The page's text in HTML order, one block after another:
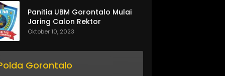
Panitia UBM Gorontalo Mulai
Jaring Calon Rektor
Oktober 10, 2023
Gorontalo